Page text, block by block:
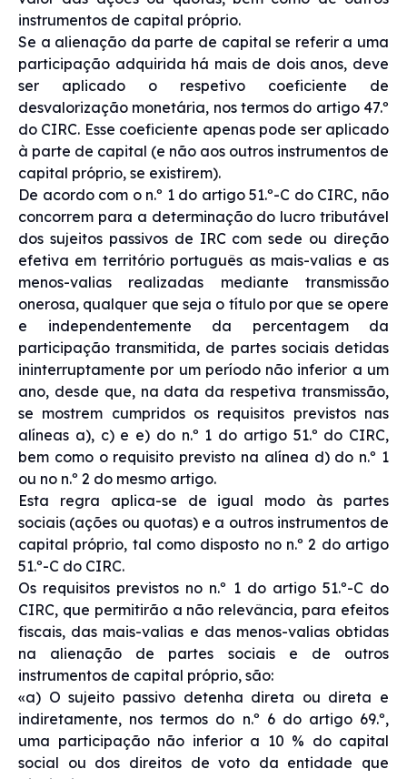
instrumentos de capital próprio.
Se a alienação da parte de capital se referir a uma
participação adquirida há mais de dois anos, deve
ser aplicado o respetivo coeficiente de
desvalorização monetária, nos termos do artigo 47.º
do CIRC. Esse coeficiente apenas pode ser aplicado
à parte de capital (e não aos outros instrumentos de
capital próprio, se existirem).
De acordo com o n.º 1 do artigo 51.º-C do CIRC, não
concorrem para a determinação do lucro tributável
dos sujeitos passivos de IRC com sede ou direção
efetiva em território português as mais-valias e as
menos-valias realizadas mediante transmissão
onerosa, qualquer que seja o título por que se opere
e independentemente da percentagem da
participação transmitida, de partes sociais detidas
ininterruptamente por um período não inferior a um
ano, desde que, na data da respetiva transmissão,
se mostrem cumpridos os requisitos previstos nas
alíneas a), c) e e) do n.º 1 do artigo 51.º do CIRC,
bem como o requisito previsto na alínea d) do n.º 1
ou no n.º 2 do mesmo artigo.
Esta regra aplica-se de igual modo às partes
sociais (ações ou quotas) e a outros instrumentos de
capital próprio, tal como disposto no n.º 2 do artigo
51.º-C do CIRC.
Os requisitos previstos no n.º 1 do artigo 51.º-C do
CIRC, que permitirão a não relevância, para efeitos
fiscais, das mais-valias e das menos-valias obtidas
na alienação de partes sociais e de outros
instrumentos de capital próprio, são:
«a) O sujeito passivo detenha direta ou direta e
indiretamente, nos termos do n.º 6 do artigo 69.º,
uma participação não inferior a 10 % do capital
social ou dos direitos de voto da entidade que